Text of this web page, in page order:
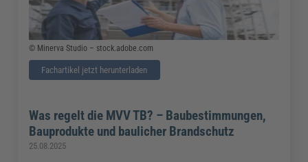
© Minerva Studio – stock.adobe.com
Fachartikel jetzt herunterladen
Was regelt die MVV TB? – Baubestimmungen,
Bauprodukte und baulicher Brandschutz
25.08.2025